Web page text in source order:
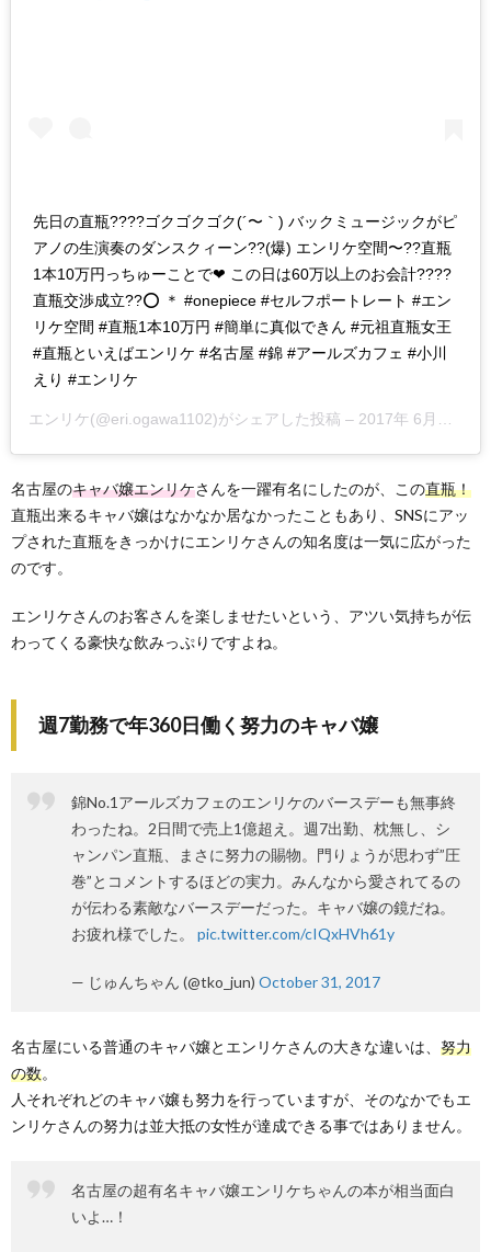
先日の直瓶????ゴクゴクゴク(´〜｀) バックミュージックがピ
アノの生演奏のダンスクィーン??(爆) エンリケ空間〜??直瓶
1本10万円っちゅーことで❤ この日は60万以上のお会計????
直瓶交渉成立??⭕ ＊ #onepiece #セルフポートレート #エン
リケ空間 #直瓶1本10万円 #簡単に真似できん #元祖直瓶女王
#直瓶といえばエンリケ #名古屋 #錦 #アールズカフェ #小川
えり #エンリケ
エンリケ(@eri.ogawa1102)がシェアした投稿 – 2017年 6月月25日午後10時23分PDT
名古屋のキャバ嬢エンリケさんを一躍有名にしたのが、この直瓶！
直瓶出来るキャバ嬢はなかなか居なかったこともあり、SNSにアッ
プされた直瓶をきっかけにエンリケさんの知名度は一気に広がった
のです。
エンリケさんのお客さんを楽しませたいという、アツい気持ちが伝
わってくる豪快な飲みっぷりですよね。
週7勤務で年360日働く努力のキャバ嬢
錦No.1アールズカフェのエンリケのバースデーも無事終
わったね。2日間で売上1億超え。週7出勤、枕無し、シ
ャンパン直瓶、まさに努力の賜物。門りょうが思わず”圧
巻”とコメントするほどの実力。みんなから愛されてるの
が伝わる素敵なバースデーだった。キャバ嬢の鏡だね。
お疲れ様でした。 pic.twitter.com/cIQxHVh61y
— じゅんちゃん (@tko_jun) October 31, 2017
名古屋にいる普通のキャバ嬢とエンリケさんの大きな違いは、 努力
の数。
人それぞれどのキャバ嬢も努力を行っていますが、そのなかでもエ
ンリケさんの努力は並大抵の女性が達成できる事ではありません。
名古屋の超有名キャバ嬢エンリケちゃんの本が相当面白
いよ…！